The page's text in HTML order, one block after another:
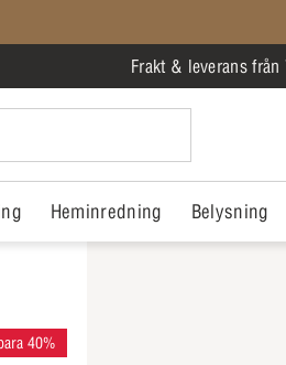
Frakt & leverans från
Heminredning Belysning
40%